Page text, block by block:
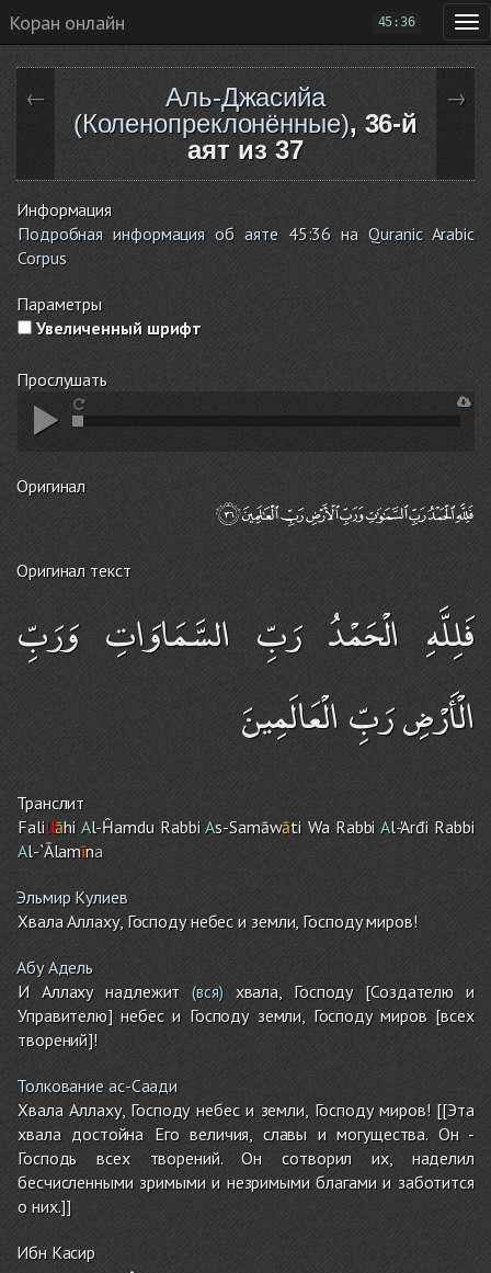
Коран онлайн 45:36
←
Аль-Джасийа
(Коленопреклонённые), 36-й
аят из 37
→
Информация
Подробная информация об аяте 45:36 на Quranic Arabic
Corpus
Параметры
Увеличенный шрифт
Прослушать
Оригинал
Оригинал текст
فَلِلَّهِ الْحَمْدُ رَبِّ السَّمَاوَاتِ وَرَبِّ
الْأَرْضِ رَبِّ الْعَالَمِينَ
Транслит
Falillāhi Al-Ĥamdu RabbiAs-Samāwāti Wa Rabbi Al-'Arđi Rabbi
Al-`Ālamīna
Эльмир Кулиев
Хвала Аллаху, Господу небес и земли, Господу миров!
Абу Адель
И Аллаху надлежит (вся)хвала, Господу [Создателю и
Управителю] небес и Господу земли, Господу миров [всех
творений]!
Толкование ас-Саади
Хвала Аллаху, Господу небес и земли, Господу миров! [[Эта
хвала достойна Его величия, славы и могущества. Он -
Господь всех творений. Он сотворил их, наделил
бесчисленными зримыми и незримыми благами и заботится
о них.]]
Ибн Касир